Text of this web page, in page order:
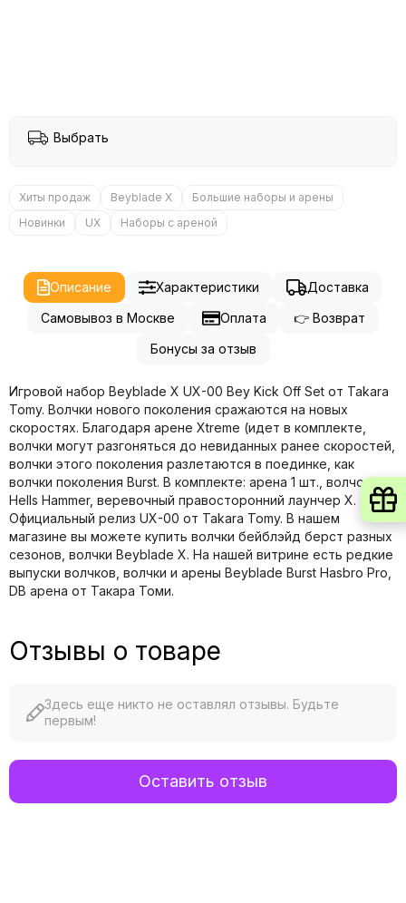
Выбрать
Хиты продаж Beyblade X
Большие наборы и арены
Новинки
UX Наборы с ареной
Описание Характеристики
Доставка
Самовывоз в Москве
Оплата
👉 Возврат
Бонусы за отзыв
Игровой набор Beyblade X UX-00 Bey Kick Off Set от Takara
Tomy. Волчки нового поколения сражаются на новых
скоростях. Благодаря арене Xtreme (идет в комплекте,
волчки могут разгоняться до невиданных ранее скоростей,
волчки этого поколения разлетаются в поединке, как
волчки поколения Burst. В комплекте: арена 1 шт., волчок
Hells Hammer, веревочный правосторонний лаунчер X.
Официальный релиз UX-00 от Takara Tomy. В нашем
магазине вы можете купить волчки бейблэйд берст разных
сезонов, волчки Beyblade X. На нашей витрине есть редкие
выпуски волчков, волчки и арены Beyblade Burst Hasbro Pro,
DB арена от Такара Томи.
Отзывы о товаре
Здесь еще никто не оставлял отзывы. Будьте
первым!
Оставить отзыв